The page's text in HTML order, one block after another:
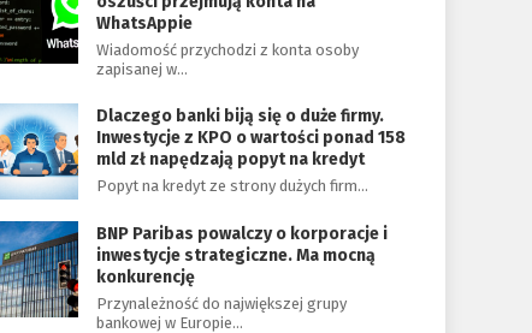
WhatsAppie
Wiadomość przychodzi z konta osoby
zapisanej w…
Dlaczego banki biją się o duże firmy.
Inwestycje z KPO o wartości ponad 158
mld zł napędzają popyt na kredyt
Popyt na kredyt ze strony dużych firm…
BNP Paribas powalczy o korporacje i
inwestycje strategiczne. Ma mocną
konkurencję
Przynależność do największej grupy
bankowej w Europie…